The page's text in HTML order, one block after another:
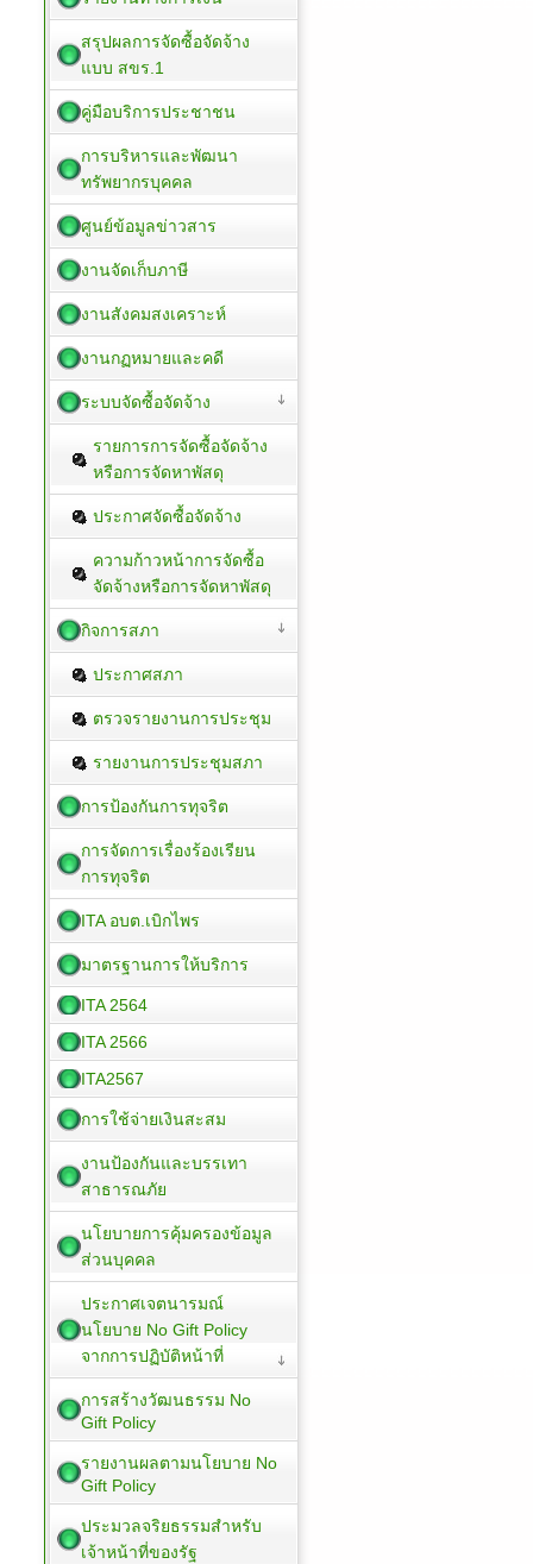
สรุปผลการจัดซื้อจัดจ้าง
แบบ สขร.1
คู่มือบริการประชาชน
การบริหารและพัฒนา
ทรัพยากรบุคคล
ศูนย์ข้อมูลข่าวสาร
งานจัดเก็บภาษี
งานสังคมสงเคราะห์
งานกฏหมายและคดี
ระบบจัดซื้อจัดจ้าง
รายการการจัดซื้อจัดจ้าง
หรือการจัดหาพัสดุ
ประกาศจัดซื้อจัดจ้าง
ความก้าวหน้าการจัดซื้อ
จัดจ้างหรือการจัดหาพัสดุ
กิจการสภา
ประกาศสภา
ตรวจรายงานการประชุม
รายงานการประชุมสภา
การป้องกันการทุจริต
การจัดการเรื่องร้องเรียน
การทุจริต
ITA อบต.เบิกไพร
มาตรฐานการให้บริการ
ITA 2564
ITA 2566
ITA2567
การใช้จ่ายเงินสะสม
งานป้องกันและบรรเทา
สาธารณภัย
นโยบายการคุ้มครองข้อมูล
ส่วนบุคคล
ประกาศเจตนารมณ์
นโยบาย No Gift Policy
จากการปฏิบัติหน้าที่
การสร้างวัฒนธรรม No
Gift Policy
รายงานผลตามนโยบาย No
Gift Policy
ประมวลจริยธรรมสำหรับ
เจ้าหน้าที่ของรัฐ